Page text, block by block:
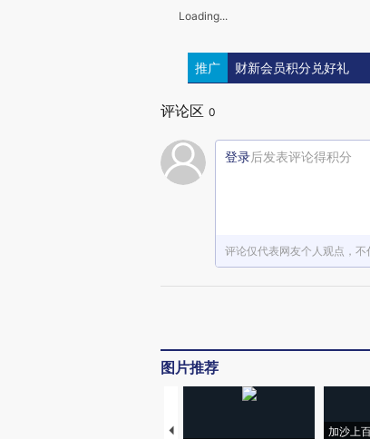
Loading...
推广 财新会员积分兑好礼
评论区 0
登录后发表评论得积分
评论仅代表网友个人观点，不
图片推荐
加沙上